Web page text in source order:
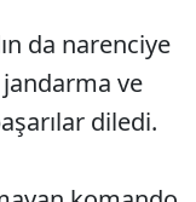
da narenciye
ve
diledi.